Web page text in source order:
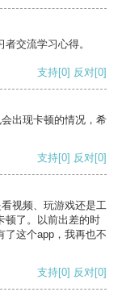
交流学习心得。
支持[0] 反对[0]
出现卡顿的情况，希
支持[0] 反对[0]
视频、玩游戏还是工
顿了。以前出差的时
了这个app，我再也不
支持[0] 反对[0]